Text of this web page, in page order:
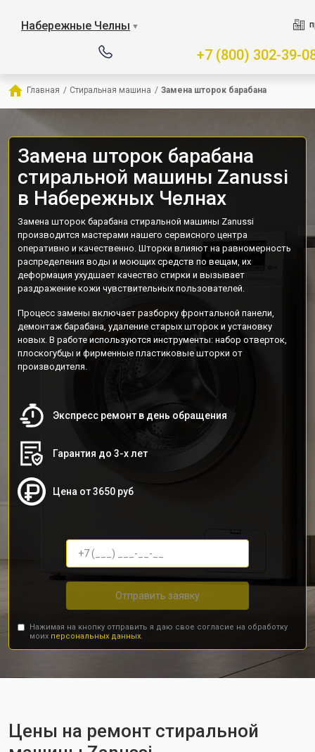
Набережные Челны ▼
+7 (800) 302-39-
Главная / Стиральная машина / Замена шторок барабана
Замена шторок барабана
стиральной машины Zanussi
в Набережных Челнах
Замена шторок барабана стиральной машины Zanussi
производится мастерами нашего сервисного центра
оперативно и качественно. Шторки влияют на равномерность
распределения воды и моющих средств по вещам, их
деформация ухудшает качество стирки и вызывает
раздражение кожи чувствительных пользователей.
Процесс замены включает разборку фронтальной панели,
демонтаж барабана, удаление старых шторок и установку
новых. В работе используются инструменты: набор отверток,
плоскогубцы и фирменные пластиковые шторки от
производителя.
Экспресс ремонт в день обращения
Гарантия до 3-х лет
Цена от 3650 руб
Отправить заявку
Нажимая на кнопку отправить я даю свое согласие на обработку
моих персональных данных.
Цены на ремонт стиральной